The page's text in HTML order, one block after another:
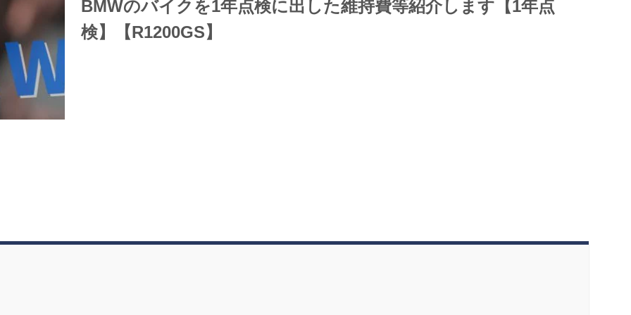
BMWのバイクを1年点検に出した維持費等紹介します【1年点
検】【R1200GS】